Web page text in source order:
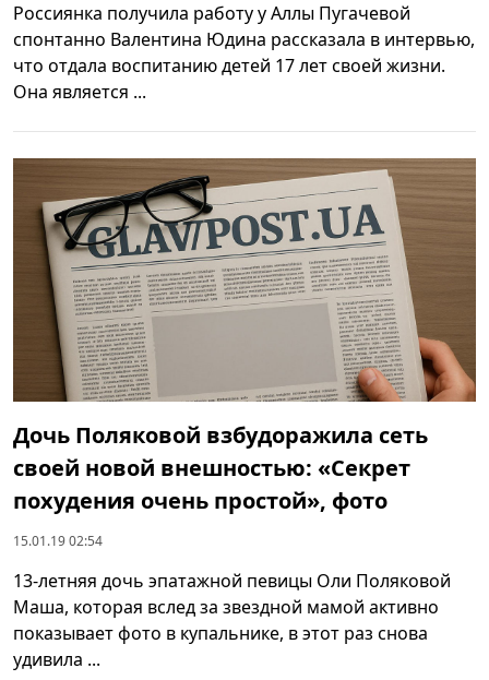
Россиянка получила работу у Аллы Пугачевой
спонтанно Валентина Юдина рассказала в интервью,
что отдала воспитанию детей 17 лет своей жизни.
Она является ...
Дочь Поляковой взбудоражила сеть
своей новой внешностью: «Секрет
похудения очень простой», фото
15.01.19 02:54
13-летняя дочь эпатажной певицы Оли Поляковой
Маша, которая вслед за звездной мамой активно
показывает фото в купальнике, в этот раз снова
удивила ...